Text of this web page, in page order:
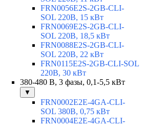
FRN0056E2S-2GB-CLI-
SOL 220В, 15 кВт
FRN0069E2S-2GB-CLI-
SOL 220В, 18,5 кВт
FRN0088E2S-2GB-CLI-
SOL 220В, 22 кВт
FRN0115E2S-2GB-CLI-SOL
220В, 30 кВт
380-480 В, 3 фазы, 0,1-5,5 кВт
▼
FRN0002E2E-4GA-CLI-
SOL 380В, 0,75 кВт
FRN0004E2E-4GA-CLI-